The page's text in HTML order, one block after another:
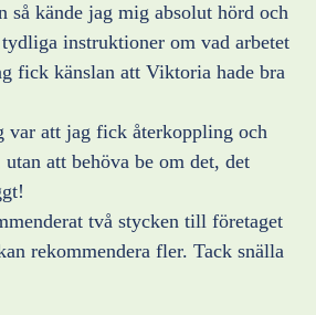
så kände jag mig absolut hörd och
instruktioner om vad arbetet
fick känslan att Viktoria hade bra
var att jag fick återkoppling och
att behöva be om det, det
två stycken till företaget
rekommendera fler. Tack snälla